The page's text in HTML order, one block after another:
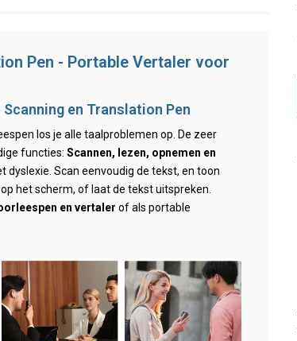
Pen - Portable Vertaler voor
en Translation Pen
los je alle taalproblemen op. De zeer
functies: Scannen, lezen, opnemen en
dyslexie. Scan eenvoudig de tekst, en toon
het scherm, of laat de tekst uitspreken.
en vertaler of als portable